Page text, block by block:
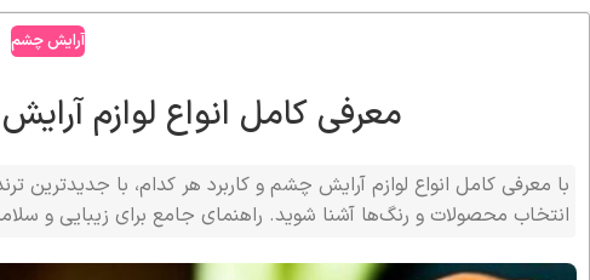
آرایش چشم
معرفی کامل انواع لوازم
با معرفی کامل انواع لوازم آرایش چشم و کاربرد هر کدام، با
انتخاب محصولات و رنگ‌ها آشنا شوید. راهنمای جامع برای زیبایی و